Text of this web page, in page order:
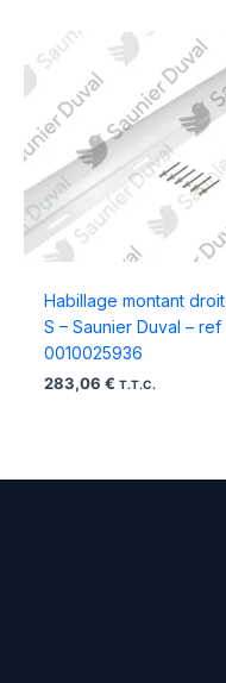
Habillage montant droit
S – Saunier Duval – ref
0010025936
283,06 € T.T.C.